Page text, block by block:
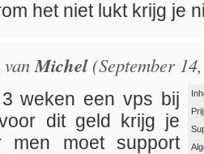
het niet lukt krijg je
vanMichel(September
weken een vps bij
dit geld krijg je
men moet support